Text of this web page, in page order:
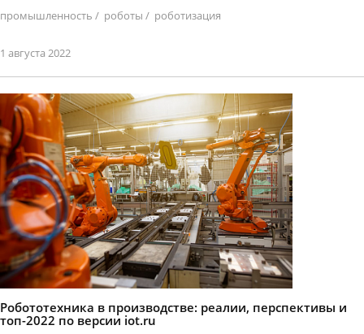
промышленность / роботы / роботизация
1 августа 2022
Робототехника в производстве: реалии, перспективы и
топ-2022 по версии iot.ru